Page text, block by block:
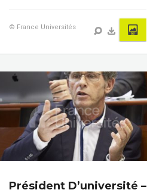
© France Universités
Président D’université –